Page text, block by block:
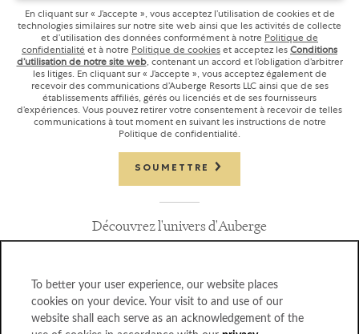
En cliquant sur « J’accepte », vous acceptez l’utilisation de cookies et de
technologies similaires sur notre site web ainsi que les activités de collecte
et d’utilisation des données conformément à notre Politique de
confidentialité et à notre Politique de cookieset acceptez lesConditions
d’utilisation de notre site web, contenant un accord et l’obligation d’arbitrer
les litiges. En cliquant sur « J’accepte », vous acceptez également de
recevoir des communications d’Auberge Resorts LLC ainsi que de ses
établissements affiliés, gérés ou licenciés et de ses fournisseurs
d’expériences. Vous pouvez retirer votre consentement à recevoir de telles
communications à tout moment en suivant les instructions de notre
Politique de confidentialité.
SOUMETTRE
Découvrez l'univers d'Auberge
FOIRE AUX QUESTIONS
To better your user experience, our website places
cookies on your device. Your visit to and use of our
website shall each serve as an acknowledgement of the